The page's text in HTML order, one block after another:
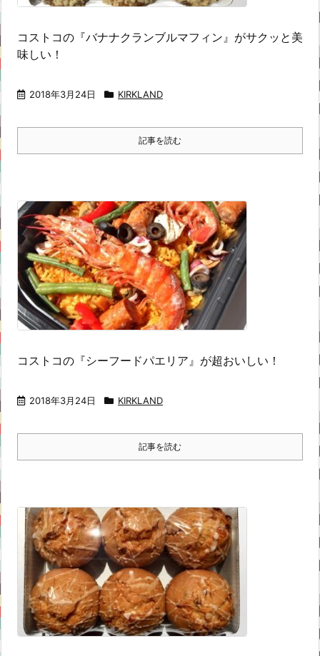
コストコの『バナナクランブルマフィン』がサクッと美
味しい！
2018年3月24日 KIRKLAND
記事を読む
コストコの『シーフードパエリア』が超おいしい！
2018年3月24日 KIRKLAND
記事を読む